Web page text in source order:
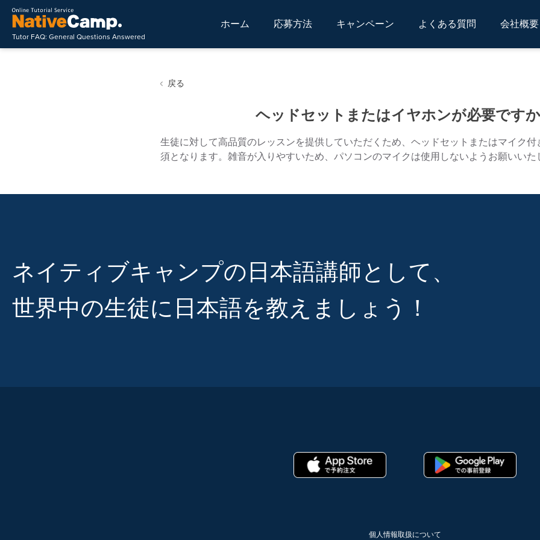
Tutor FAQ: General Questions Answered
ホーム 応募方法 キャンペーン よくある質問 会社概要
戻る
ヘッドセットまたはイヤホンが必要です
生徒に対して高品質のレッスンを提供していただくため、ヘッドセットまたはマイク
須となります。雑音が入りやすいため、パソコンのマイクは使用しないようお願いいた
ネイティブキャンプの日本語講師として、
世界中の生徒に日本語を教えましょう！
個人情報取扱について